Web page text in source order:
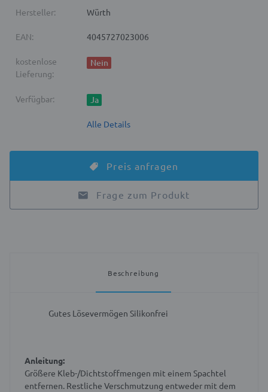
Hersteller: Würth
EAN: 4045727023006
kostenlose
Lieferung:
Nein
Verfügbar: Ja
Alle Details
Preis anfragen
Frage zum Produkt
Beschreibung
Gutes Lösevermögen Silikonfrei
Anleitung:
Größere Kleb-/Dichtstoffmengen mit einem Spachtel
entfernen. Restliche Verschmutzung entweder mit dem